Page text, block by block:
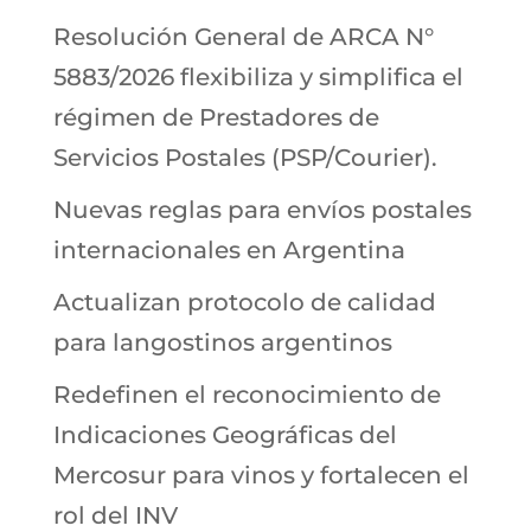
Resolución General de ARCA N°
5883/2026 flexibiliza y simplifica el
régimen de Prestadores de
Servicios Postales (PSP/Courier).
Nuevas reglas para envíos postales
internacionales en Argentina
Actualizan protocolo de calidad
para langostinos argentinos
Redefinen el reconocimiento de
Indicaciones Geográficas del
Mercosur para vinos y fortalecen el
rol del INV